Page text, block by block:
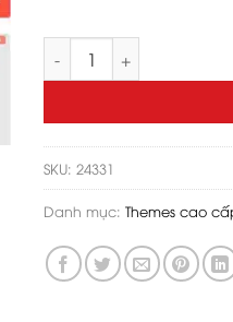
Theme wordpress bán
SKU: 24331
Danh mục: Themes cao